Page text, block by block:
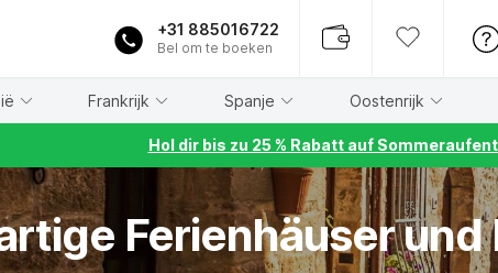
+31 885016722
Bel om te boeken
Frankrijk Spanje Oostenrijk
Hol dir bis zu 25 % Rabatt auf
Ferienhäuser